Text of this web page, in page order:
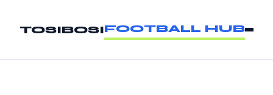
TOSIBOSIFOOTBALL HUB